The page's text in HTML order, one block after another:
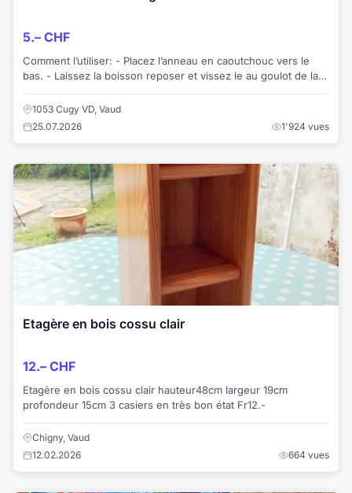
5.– CHF
Comment l’utiliser: - Placez l’anneau en caoutchouc vers le
bas. - Laissez la boisson reposer et vissez le au goulot de la
1053 Cugy VD, Vaud
25.07.2026
1'924 vues
Etagère en bois cossu clair
12.– CHF
Etagère en bois cossu clair hauteur48cm largeur 19cm
profondeur 15cm 3 casiers en très bon état Fr12.-
Chigny, Vaud
12.02.2026
664 vues